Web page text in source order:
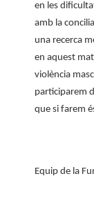
en les
amb la
una recerca
en aquest
violència
participarem
que si farem
Equip de la